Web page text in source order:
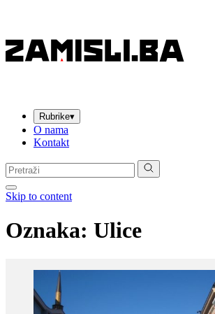
Rubrike▾
O nama
Kontakt
Pretraga:
Skip to content
Oznaka: Ulice